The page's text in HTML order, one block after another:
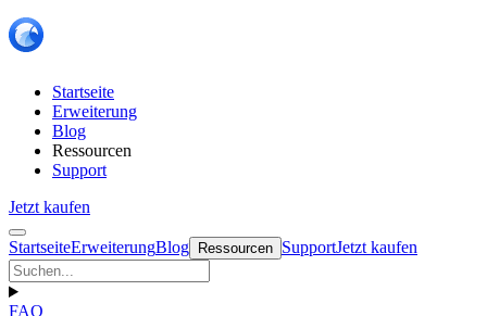
Startseite
Erweiterung
Blog
Ressourcen
Support
Jetzt kaufen
StartseiteErweiterungBlog Ressourcen SupportJetzt kaufen
FAQ